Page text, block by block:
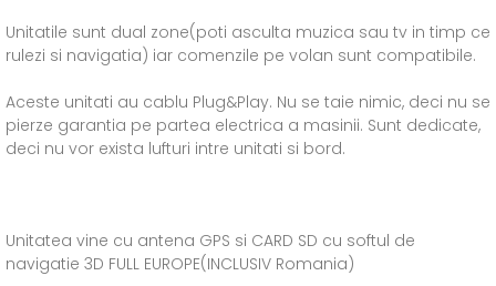
Unitatile sunt dual zone(poti asculta muzica sau tv in timp ce
rulezi si navigatia) iar comenzile pe volan sunt compatibile.
Aceste unitati au cablu Plug&Play. Nu se taie nimic, deci nu se
pierze garantia pe partea electrica a masinii. Sunt dedicate,
deci nu vor exista lufturi intre unitati si bord.
Unitatea vine cu antena GPS si CARD SD cu softul de
navigatie 3D FULL EUROPE(INCLUSIV Romania)